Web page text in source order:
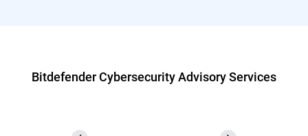
Bitdefender Cybersecurity Advisory Services